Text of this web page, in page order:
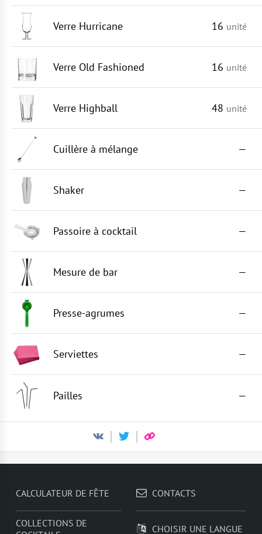
Verre Hurricane 16 unité
Verre Old Fashioned 16 unité
Verre Highball 48 unité
Cuillère à mélange —
Shaker —
Passoire à cocktail —
Mesure de bar —
Presse-agrumes —
Serviettes —
Pailles —
CALCULATEUR DE FÊTE
COLLECTIONS DE
CONTACTS
CHOISIR UNE LANGUE